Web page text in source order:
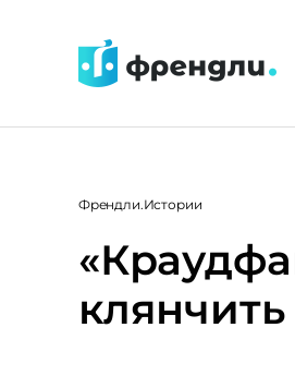
контенту
Френдли.Истории